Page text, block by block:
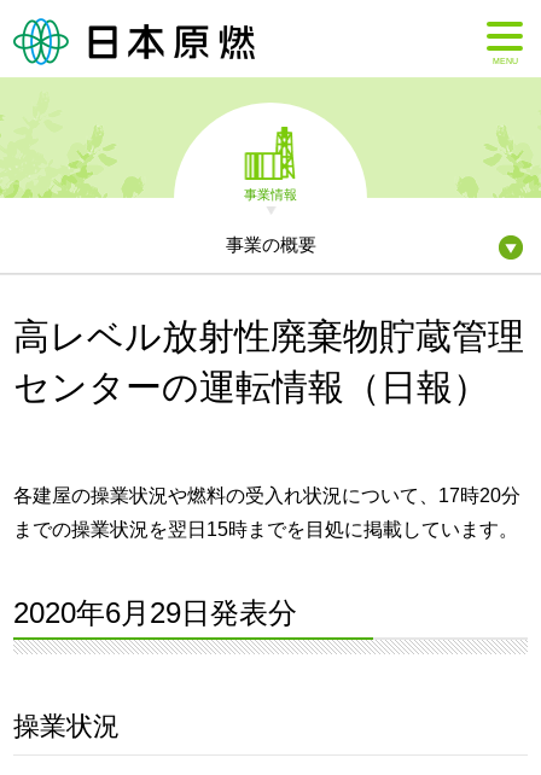
MENU
事業情報
事業の概要
高レベル放射性廃棄物貯蔵管理
センターの運転情報（日報）
各建屋の操業状況や燃料の受入れ状況について、17時20分
までの操業状況を翌日15時までを目処に掲載しています。
2020年6月29日発表分
操業状況